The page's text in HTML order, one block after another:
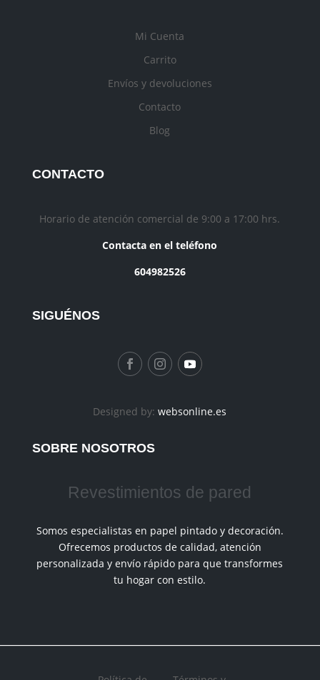
Mi Cuenta
Carrito
Envíos y devoluciones
Contacto
Blog
CONTACTO
Horario de atención comercial de 9:00 a 17:00 hrs.
Contacta en el teléfono
604982526
SIGUÉNOS
Designed by:websonline.es
SOBRE NOSOTROS
Revestimientos de pared
Somos especialistas en papel pintado y decoración.
Ofrecemos productos de calidad, atención
personalizada y envío rápido para que transformes
tu hogar con estilo.